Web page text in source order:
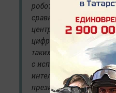
роботами, а число
сравнялось с числом
центр. Это говорит о
цифрового банка и о
таких каналов,
с использованием
интеллекта», —
президент,